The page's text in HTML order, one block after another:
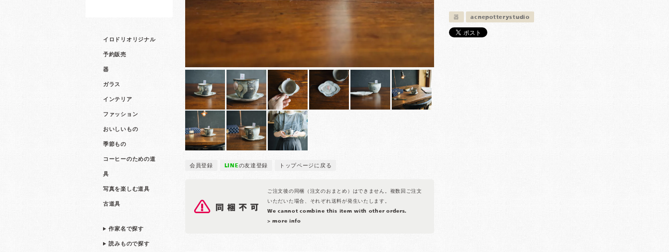
イロドリオリジナル
予約販売
器
ガラス
インテリア
ファッション
おいしいもの
季節もの
コーヒーのための道
具
写真を楽しむ道具
古道具
作家名で探す
読みもので探す
会員登録 LINEの友達登録 トップページに戻る
ご注文後の同梱（注文のおまとめ）はできません。複数回ご注文
いただいた場合、それぞれ送料が発生いたします。
We cannot combine this item with other orders.
> more info
器 acnepotterystudio